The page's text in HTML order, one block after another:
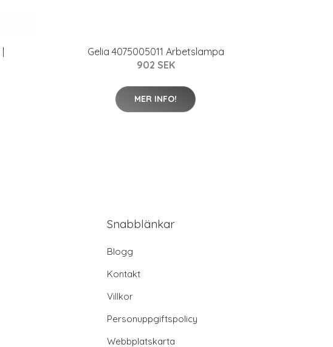
Gelia 4075005011 Arbetslampa
902 SEK
MER INFO!
Snabblänkar
Blogg
Kontakt
Villkor
Personuppgiftspolicy
Webbplatskarta